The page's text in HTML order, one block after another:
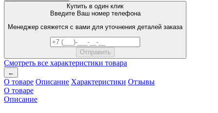
Купить в один клик
Введите Ваш номер телефона
Менеджер свяжется с вами для уточнения деталей заказа
Смотреть все характеристики товара
←
О товаре Описание Характеристики Отзывы
О товаре
Описание